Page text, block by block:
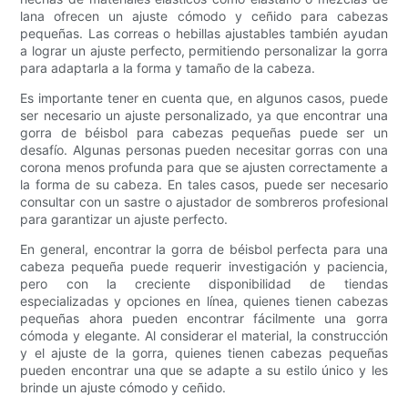
lana ofrecen un ajuste cómodo y ceñido para cabezas
pequeñas. Las correas o hebillas ajustables también ayudan
a lograr un ajuste perfecto, permitiendo personalizar la gorra
para adaptarla a la forma y tamaño de la cabeza.
Es importante tener en cuenta que, en algunos casos, puede
ser necesario un ajuste personalizado, ya que encontrar una
gorra de béisbol para cabezas pequeñas puede ser un
desafío. Algunas personas pueden necesitar gorras con una
corona menos profunda para que se ajusten correctamente a
la forma de su cabeza. En tales casos, puede ser necesario
consultar con un sastre o ajustador de sombreros profesional
para garantizar un ajuste perfecto.
En general, encontrar la gorra de béisbol perfecta para una
cabeza pequeña puede requerir investigación y paciencia,
pero con la creciente disponibilidad de tiendas
especializadas y opciones en línea, quienes tienen cabezas
pequeñas ahora pueden encontrar fácilmente una gorra
cómoda y elegante. Al considerar el material, la construcción
y el ajuste de la gorra, quienes tienen cabezas pequeñas
pueden encontrar una que se adapte a su estilo único y les
brinde un ajuste cómodo y ceñido.